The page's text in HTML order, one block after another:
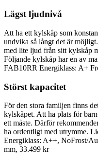
Lägst ljudnivå
Att ha ett kylskåp som
undvika så långt det är
med lite ljud från sitt kylskåp
Följande kylskåp har en av
FAB10RR Energiklass: A+
Störst kapacitet
För den stora familjen finns
kylskåpet. Att ha plats för
ett måste. Därför
ha ordentligt med utrymme.
Energiklass: A++, NoFrost/
mm, 33.499 kr